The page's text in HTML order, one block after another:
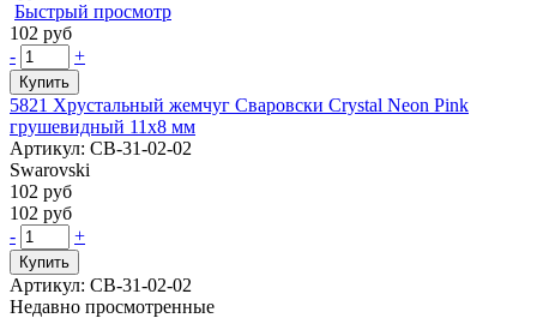
Быстрый просмотр
102 руб
-
+
Купить
5821 Хрустальный жемчуг Сваровски Crystal Neon Pink
грушевидный 11х8 мм
Артикул: СВ-31-02-02
Swarovski
102 руб
102 руб
-
+
Купить
Артикул: СВ-31-02-02
Недавно просмотренные